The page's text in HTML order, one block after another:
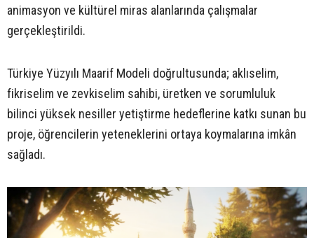
animasyon ve kültürel miras alanlarında çalışmalar
gerçekleştirildi.
Türkiye Yüzyılı Maarif Modeli doğrultusunda; aklıselim,
fikriselim ve zevkiselim sahibi, üretken ve sorumluluk
bilinci yüksek nesiller yetiştirme hedeflerine katkı sunan bu
proje, öğrencilerin yeteneklerini ortaya koymalarına imkân
sağladı.